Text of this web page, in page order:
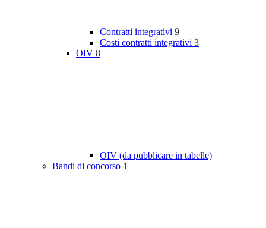
Contratti integrativi 9
Costi contratti integrativi 3
OIV 8
OIV (da pubblicare in tabelle)
Bandi di concorso 1